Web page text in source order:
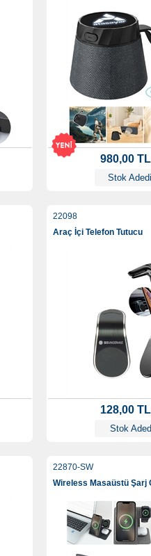
980,00
Stok
22098
Araç İçi Telefon Tutucu
128,00
Stok
22870-SW
Wireless Masaüstü Şarj